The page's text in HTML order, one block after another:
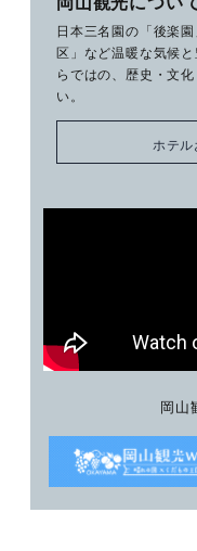
日本三名園の「後楽
区」など温暖な気候
らではの、歴史・文
い。
ホテ
岡山